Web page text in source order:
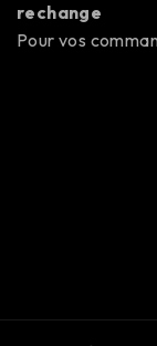
rechange
Pour vos